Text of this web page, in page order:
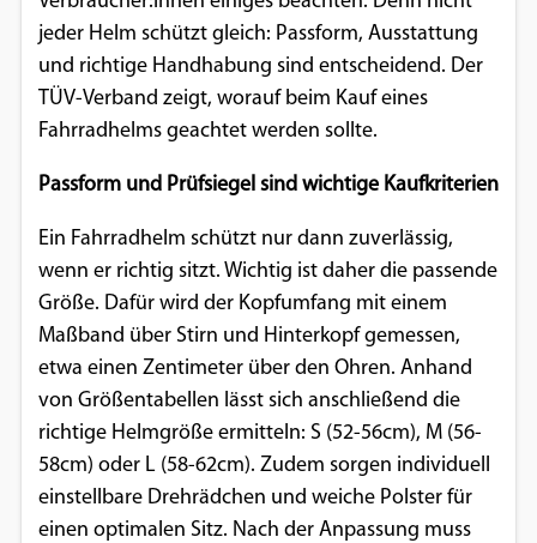
jeder Helm schützt gleich: Passform, Ausstattung
und richtige Handhabung sind entscheidend. Der
TÜV-Verband zeigt, worauf beim Kauf eines
Fahrradhelms geachtet werden sollte.
Passform und Prüfsiegel sind wichtige Kaufkriterien
Ein Fahrradhelm schützt nur dann zuverlässig,
wenn er richtig sitzt. Wichtig ist daher die passende
Größe. Dafür wird der Kopfumfang mit einem
Maßband über Stirn und Hinterkopf gemessen,
etwa einen Zentimeter über den Ohren. Anhand
von Größentabellen lässt sich anschließend die
richtige Helmgröße ermitteln: S (52-56cm), M (56-
58cm) oder L (58-62cm). Zudem sorgen individuell
einstellbare Drehrädchen und weiche Polster für
einen optimalen Sitz. Nach der Anpassung muss
YouTube
Vimeo
Google